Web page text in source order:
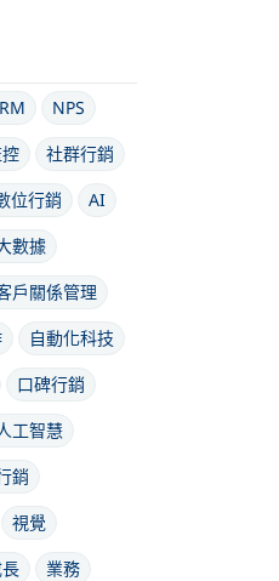
NPS
社群行銷
位行銷
AI
數據
戶關係管理
自動化科技
口碑行銷
工智慧
銷
視覺
業務